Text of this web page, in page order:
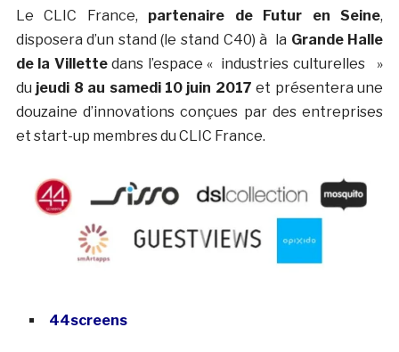
Le CLIC France, partenaire de Futur en Seine,
disposera d’un stand (le stand C40) à la Grande Halle
de la Villettedans l’espace « industries culturelles »
du jeudi 8 au samedi 10 juin 2017 et présentera une
douzaine d’innovations conçues par des entreprises
et start-up membres du CLIC France.
44screens